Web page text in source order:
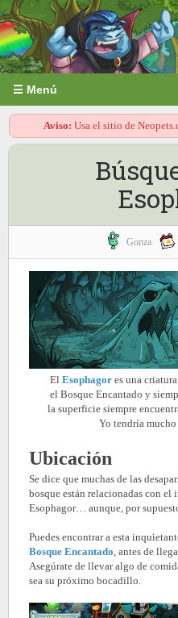
☰ Menú
Aviso: Usa el sitio de
Gonza
El Esophagor es una
el Bosque Encantado y
la superficie siempre
Yo tendría
Ubicación
Se dice que muchas de las
bosque están relacionadas con el
Esophagor… aunque, por
Puedes encontrar a esta
Bosque Encantado , antes de
Asegúrate de llevar algo de
sea su próximo bocadillo.